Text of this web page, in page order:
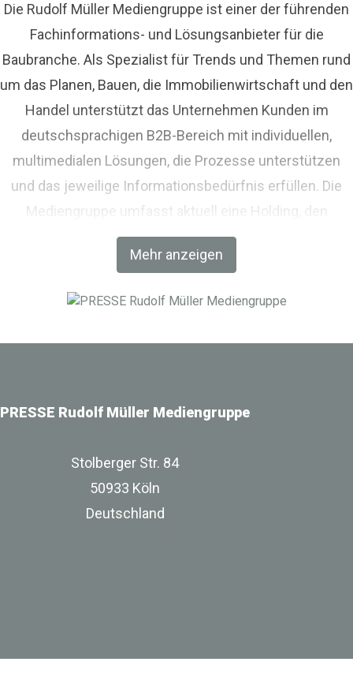
Mehr anzeigen
Die Rudolf Müller Mediengruppe ist einer der führenden
Fachinformations- und Lösungsanbieter für die
Baubranche. Als Spezialist für Trends und Themen rund
um das Planen, Bauen, die Immobilienwirtschaft und den
Handel unterstützt das Unternehmen Kunden im
deutschsprachigen B2B-Bereich mit individuellen,
multimedialen Lösungen, die Prozesse unterstützen
und das jeweilige Informationsbedürfnis erfüllen. Die
Mediengruppe umfasst aktuell eine Holding, den
Fachverlag RM Rudolf Müller Medien und mit der BIM
World MUNICH eine Netzwerkplattform für Akteure der
PRESSE Rudolf Müller Mediengruppe
Stolberger Str. 84
50933 Köln
Deutschland